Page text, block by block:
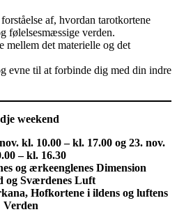
af, hvordan tarotkortene
følelsesmæssige verden.
mellem det materielle og det
evne til at forbinde dig med din indre
weekend
kl. 10.00 – kl. 17.00 og 23. nov.
– kl. 16.30
og ærkeenglenes Dimension
og Sværdenes Luft
Hofkortene i ildens og luftens
Verden